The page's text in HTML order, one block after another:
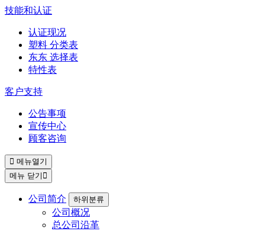
技能和认证
认证现况
塑料 分类表
东东 选择表
特性表
客户支持
公告事项
宣传中心
顾客咨询
메뉴열기
메뉴 닫기
公司简介 하위분류
公司概况
总公司沿革